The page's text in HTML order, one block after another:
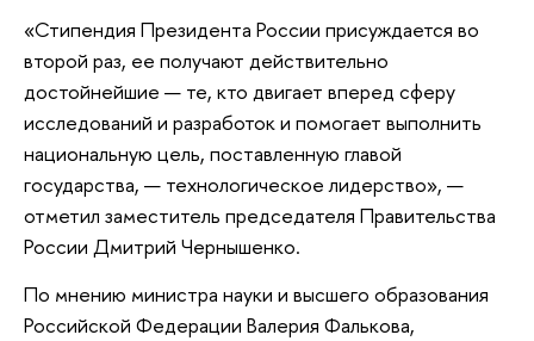
«Стипендия Президента России присуждается во
второй раз, ее получают действительно
достойнейшие — те, кто двигает вперед сферу
исследований и разработок и помогает выполнить
национальную цель, поставленную главой
государства, — технологическое лидерство», —
отметил заместитель председателя Правительства
России Дмитрий Чернышенко.
По мнению министра науки и высшего образования
Российской Федерации Валерия Фалькова,